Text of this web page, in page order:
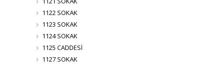
1122 SOKAK
1123 SOKAK
1124 SOKAK
1125 CADDESİ
1127 SOKAK